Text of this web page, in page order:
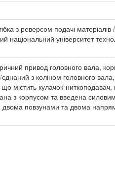
з реверсом подачі
університет
привод головного вала,
з коліном головного
містить кулачок-
з корпусом та введена
повзунами та двома